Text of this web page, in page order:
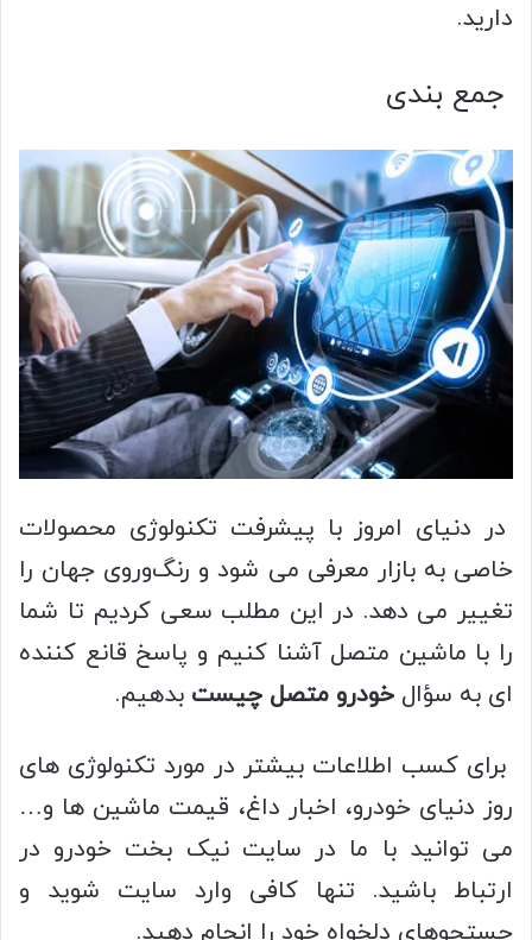
دارید.
جمع‌ بندی
در دنیای امروز با پیشرفت تکنولوژی محصولات
خاصی به بازار معرفی می‌ شود و رنگ‌وروی جهان را
تغییر می‌ دهد. در این مطلب سعی کردیم تا شما
را با ماشین متصل آشنا کنیم و پاسخ قانع‌ کننده‌
ای به سؤال خودرو متصل چیست بدهیم.
برای کسب اطلاعات بیشتر در مورد تکنولوژی‌ های
روز دنیای خودرو، اخبار داغ، قیمت ماشین‌ ها و…
می‌ توانید با ما در سایت نیک‌ بخت خودرو در
ارتباط باشید. تنها کافی وارد سایت شوید و
جستجوهای دلخواه خود را انجام دهید.